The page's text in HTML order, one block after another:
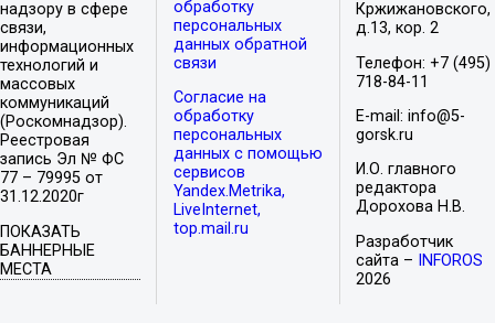
надзору в сфере
связи,
информационных
технологий и
массовых
коммуникаций
(Роскомнадзор).
Реестровая
запись Эл № ФС
77 – 79995 от
31.12.2020г
ПОКАЗАТЬ
БАННЕРНЫЕ
МЕСТА
обработку
персональных
данных обратной
связи
Согласие на
обработку
персональных
данных с помощью
сервисов
Yandex.Metrika,
LiveInternet,
top.mail.ru
Кржижановского,
д.13, кор. 2
Телефон: +7 (495)
718-84-11
E-mail: info@5-
gorsk.ru
И.О. главного
редактора
Дорохова Н.В.
Разработчик
сайта –
INFOROS
2026